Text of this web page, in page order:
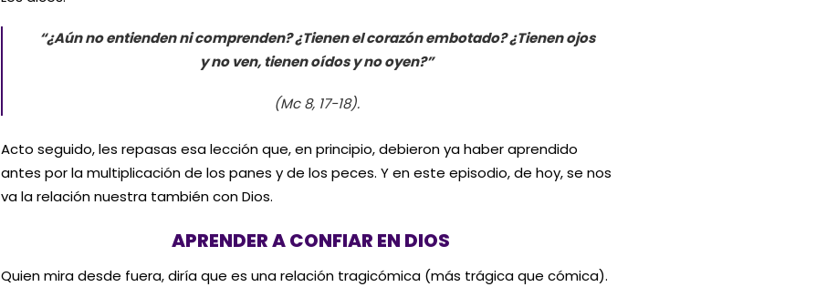
“¿Aún no entienden ni comprenden? ¿Tienen el corazón embotado? ¿Tienen ojos
y no ven, tienen oídos y no oyen?”
(Mc 8, 17-18).
Acto seguido, les repasas esa lección que, en principio, debieron ya haber aprendido
antes por la multiplicación de los panes y de los peces. Y en este episodio, de hoy, se nos
va la relación nuestra también con Dios.
APRENDER A CONFIAR EN DIOS
Quien mira desde fuera, diría que es una relación tragicómica (más trágica que cómica).